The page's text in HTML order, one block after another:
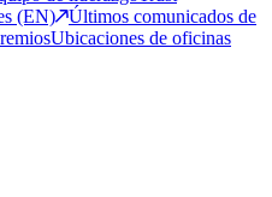
(EN)
Últimos comunicados de
Ubicaciones de oficinas